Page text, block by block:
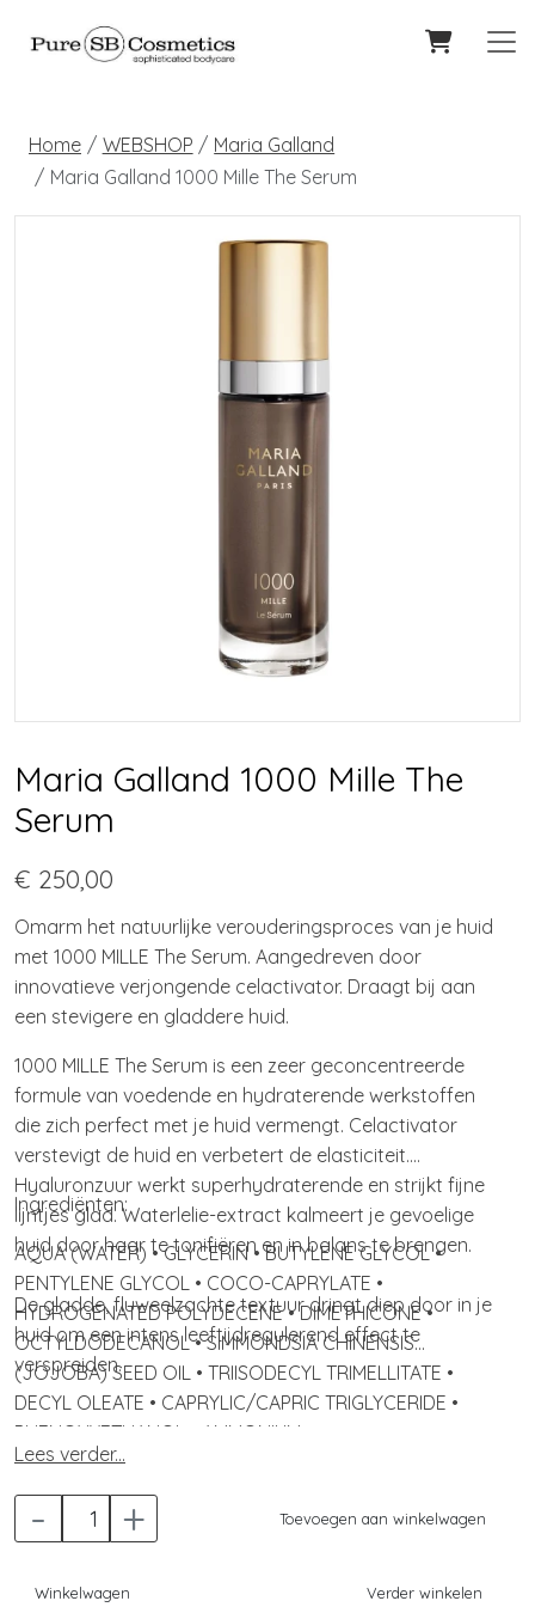
Home WEBSHOP
Maria Galland
Maria Galland 1000 Mille The Serum
Maria Galland 1000 Mille The
Serum
€ 250,00
Omarm het natuurlijke verouderingsproces van je huid
met 1000 MILLE The Serum. Aangedreven door
innovatieve verjongende celactivator. Draagt bij aan
een stevigere en gladdere huid.
1000 MILLE The Serum is een zeer geconcentreerde
formule van voedende en hydraterende werkstoffen
die zich perfect met je huid vermengt. Celactivator
verstevigt de huid en verbetert de elasticiteit.
Hyaluronzuur werkt superhydraterende en strijkt fijne
lijntjes glad. Waterlelie-extract kalmeert je gevoelige
huid door haar te tonifiëren en in balans te brengen.
De gladde, fluweelzachte textuur dringt diep door in je
huid om een intens leeftijdregulerend effect te
verspreiden.
Ingrediënten:
AQUA (WATER) • GLYCERIN • BUTYLENE GLYCOL •
PENTYLENE GLYCOL • COCO-CAPRYLATE •
HYDROGENATED POLYDECENE • DIMETHICONE •
OCTYLDODECANOL • SIMMONDSIA CHINENSIS
(JOJOBA) SEED OIL • TRIISODECYL TRIMELLITATE •
DECYL OLEATE • CAPRYLIC/CAPRIC TRIGLYCERIDE •
PHENOXYETHANOL • AMMONIUM
ACRYLOYLDIMETHYLTAURATE/VP COPOLYMER •
DIMETHICONE CROSSPOLYMER • PULLULAN •
PANTHENOL • HEXYLENE GLYCOL • PARFUM
DOMESTICA FRUIT CELL CULTURE EXTRACT •
Lees verder...
- + Toevoegen aan winkelwagen
Winkelwagen Verder winkelen